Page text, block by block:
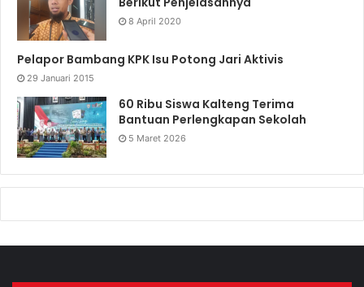
8 April 2020
Pelapor Bambang KPK Isu Potong Jari Aktivis
29 Januari 2015
60 Ribu Siswa Kalteng Terima
Bantuan Perlengkapan Sekolah
5 Maret 2026